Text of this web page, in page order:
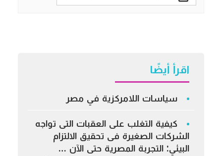
اقرأ أيضًا
سياسات اللامركزية في مصر
كيفية التغلب على العقبات التى تواجه
الشركات الصغيرة فى تحقيق الالتزام
البيئي: التجربة المصرية حتى الآن …